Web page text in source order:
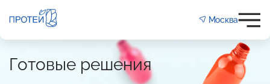
Москва
Готовые решения